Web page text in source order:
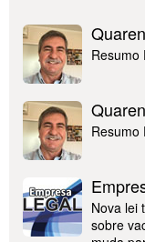
Resumo
Resumo
Nova lei
sobre